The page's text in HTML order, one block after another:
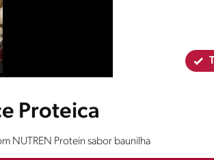
Proteica
NUTREN Protein sabor baunilha